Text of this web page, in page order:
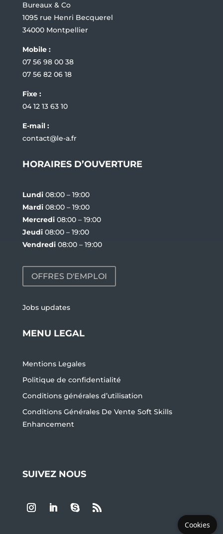
Bureaux & Co
1095 rue Henri Becquerel
34000 Montpellier
Mobile :
07 56 98 00 38
07 56 82 06 18
Fixe :
04 12 13 63 10
E-mail :
contact@le-a.fr
HORAIRES D’OUVERTURE
Lundi08:00 – 19:00
Mardi08:00 – 19:00
Mercredi08:00 – 19:00
Jeudi08:00 – 19:00
Vendredi08:00 – 19:00
OFFRES D'EMPLOI
Jobs updates
MENU LEGAL
Mentions Legales
Politique de confidentialité
Conditions générales d’utilisation
Conditions Générales De Vente Soft Skills
Enhancement
SUIVEZ NOUS
Cookies